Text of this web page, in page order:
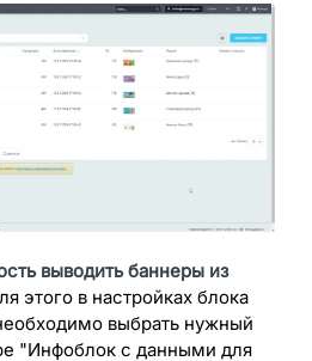
выводить баннеры из
этого в настройках блока
выбрать нужный
"Инфоблок с данными для